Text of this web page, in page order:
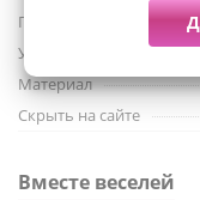
SONA™ 2 Cruise —
безопасного для
качества, но и по
Питание
Управление с
Материал
Скрыть на сайте
Вместе веселей